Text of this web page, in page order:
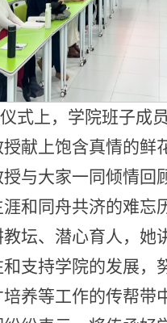
式上，学院班子成
献上饱含真情的鲜
与大家一同倾情回
和同舟共济的难忘
坛、潜心育人，她
支持学院的发展，
养等工作的传帮带